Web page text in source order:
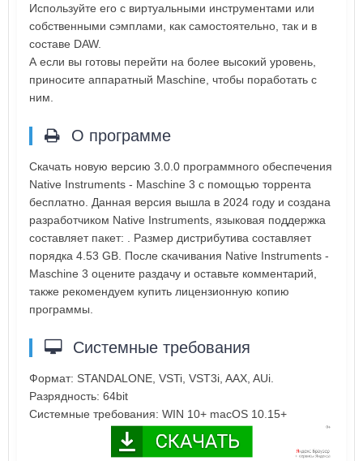
Используйте его с виртуальными инструментами или
собственными сэмплами, как самостоятельно, так и в
составе DAW.
А если вы готовы перейти на более высокий уровень,
приносите аппаратный Maschine, чтобы поработать с
ним.
О программе
Скачать новую версию 3.0.0 программного обеспечения
Native Instruments - Maschine 3 с помощью торрента
бесплатно. Данная версия вышла в 2024 году и создана
разработчиком Native Instruments, языковая поддержка
составляет пакет: . Размер дистрибутива составляет
порядка 4.53 GB. После скачивания Native Instruments -
Maschine 3 оцените раздачу и оставьте комментарий,
также рекомендуем купить лицензионную копию
программы.
Системные требования
Формат: STANDALONE, VSTi, VST3i, AAX, AUi.
Разрядность: 64bit
Системные требования: WIN 10+ macOS 10.15+